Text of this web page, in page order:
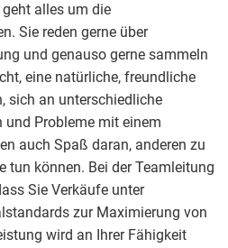
alles um die
Sie reden gerne über
und genauso gerne sammeln
eine natürliche, freundliche
sich an unterschiedliche
und Probleme mit einem
auch Spaß daran, anderen zu
tun können. Bei der Teamleitung
Sie Verkäufe unter
zur Maximierung von
wird an Ihrer Fähigkeit